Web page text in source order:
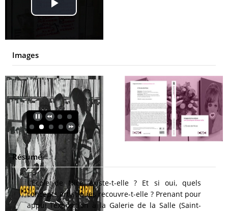
Play
Video
Images
Résumé
L’École de Nice existe-t-elle ? Et si oui, quels
concepts artistiques recouvre-t-elle ? Prenant pour
appui l’exposition à la Galerie de la Salle (Saint-